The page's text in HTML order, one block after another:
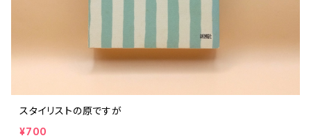
スタイリストの原ですが
¥700